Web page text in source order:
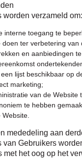
verzameld om:
interne toegang te
ter verbetering
en aanbiedingen
lijst beschikbaar op
marketing;
van de Website
te hebben
mededeling aan
van Gebruikers
het oog op het